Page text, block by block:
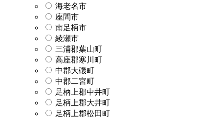
海老名市
座間市
南足柄市
綾瀬市
三浦郡葉山町
高座郡寒川町
中郡大磯町
中郡二宮町
足柄上郡中井町
足柄上郡大井町
足柄上郡松田町